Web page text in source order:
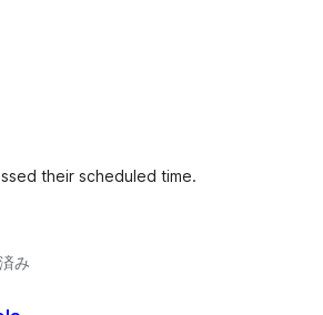
their scheduled time.
み